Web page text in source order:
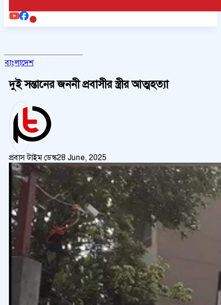
বাংলাদেশ
দুই সন্তানের জননী প্রবাসীর স্ত্রীর আত্মহত্যা
প্রবাস টাইম ডেস্ক28 June, 2025